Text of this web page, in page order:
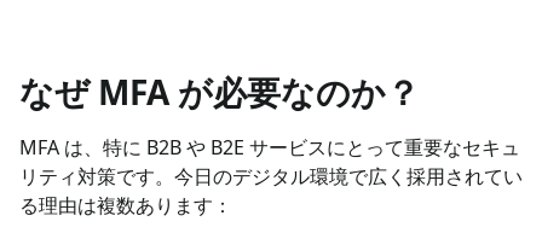
なぜ MFA が必要なのか？
MFA は、特に B2B や B2E サービスにとって重要なセキュ
リティ対策です。今日のデジタル環境で広く採用されてい
る理由は複数あります：